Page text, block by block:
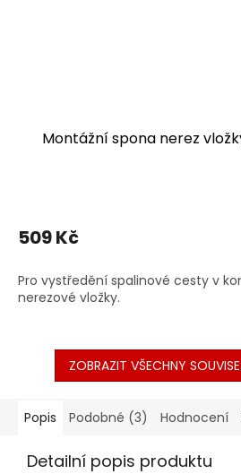
Montážní spona nerez
509 Kč
Pro vystředění spalinové cesty v
nerezové vložky.
ZOBRAZIT VŠECHNY
Popis Podobné (3) Hodnocení
Detailní popis produktu